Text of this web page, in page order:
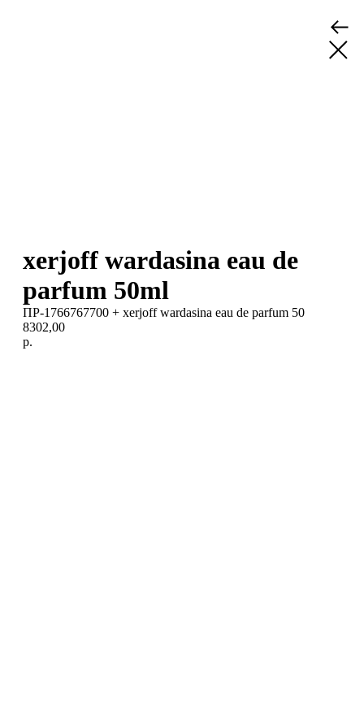
xerjoff wardasina eau de
parfum 50ml
ПР-1766767700 + xerjoff wardasina eau de parfum 50
8302,00
р.